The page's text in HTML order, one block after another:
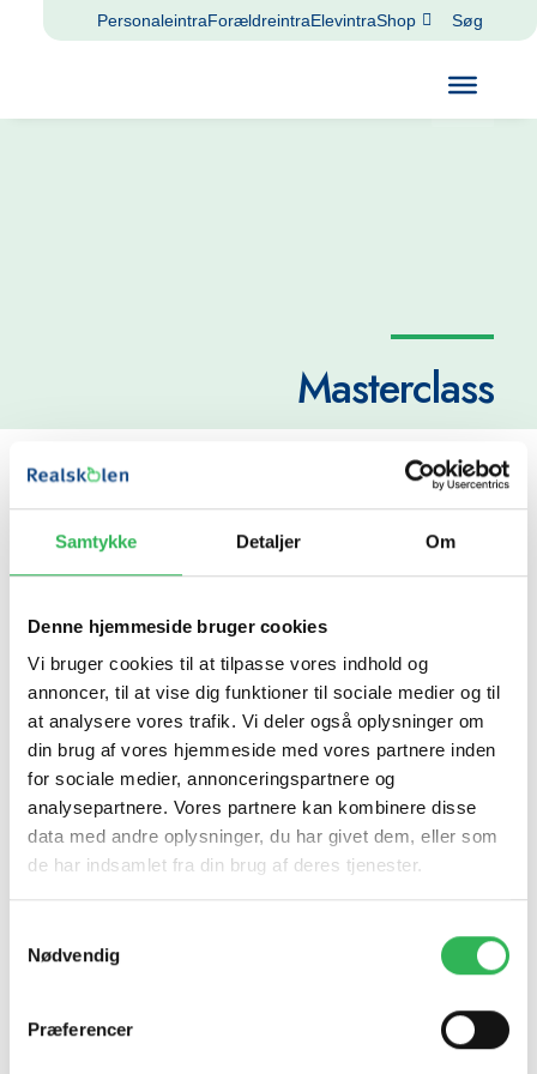
Samtykke Detaljer Om
Denne hjemmeside bruger cookies
Vi bruger cookies til at tilpasse vores indhold og
annoncer, til at vise dig funktioner til sociale medier og til
at analysere vores trafik. Vi deler også oplysninger om
din brug af vores hjemmeside med vores partnere inden
for sociale medier, annonceringspartnere og
analysepartnere. Vores partnere kan kombinere disse
data med andre oplysninger, du har givet dem, eller som
de har indsamlet fra din brug af deres tjenester.
Nødvendig
Præferencer
PersonaleintraForældreintraElevintraShop Søg
Masterclass
Et ekstra fagligt krydderi…
På Realskolen kan 4.og 5. klasse vælge ekstra fag ud fra
varierer fra år til år, ud fra efterspørgsel og udbud.
I år tilbydes de frivillige interessefag band og e-sport for
7.-10. klasse, men derudover skal 4.-5. klasse vælge
en MasterClass. De kan fx. vælge mellem “I Kina spiser
de hunde”, forfatterskole, “Hønsefødder og
gulerødder”, bold, judo, design, kor og “En ulden
oplevelse”.
I 6. klasse er omdrejningspunktet for den anderledes
kulissemager, kostumemager eller marketing.
lærere, så interessefag og masterClasses er reelt baseret